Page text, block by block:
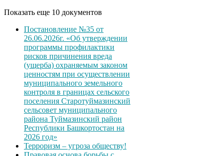
Показать еще 10 документов
Постановление №35 от
26.06.2026г. «Об утверждении
программы профилактики
рисков причинения вреда
(ущерба) охраняемым законом
ценностям при осуществлении
муниципального земельного
контроля в границах сельского
поселения Старотуймазинский
сельсовет муниципального
района Туймазинский район
Республики Башкортостан на
2026 год»
Терроризм – угроза обществу!